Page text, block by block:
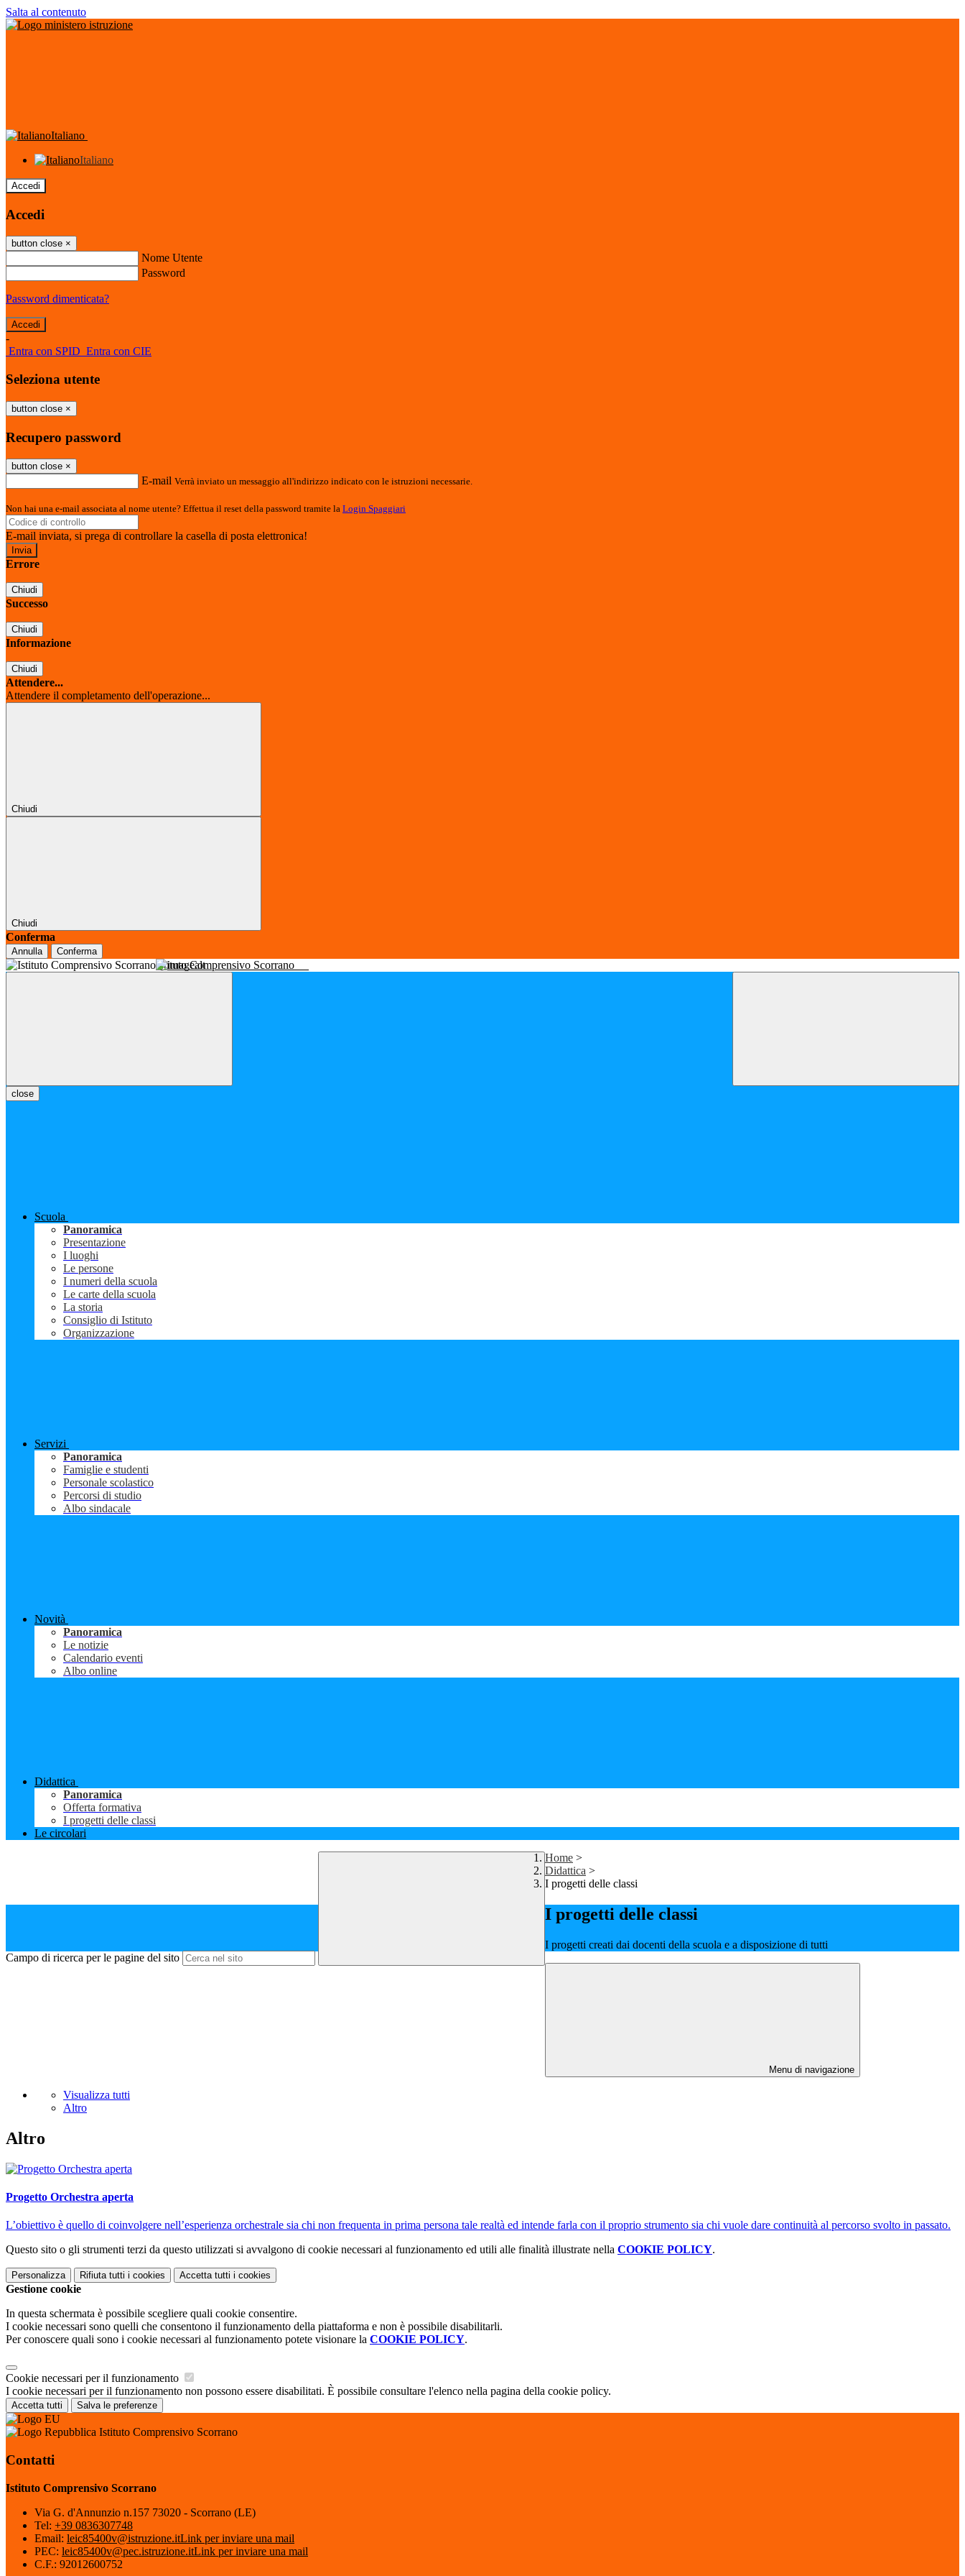
Salta al contenuto
Italiano
Italiano
Accedi
Accedi
button close ×
Nome Utente
Password
Password dimenticata?
-
Entra con SPID Entra con CIE
Seleziona utente
button close ×
Recupero password
button close ×
E-mail Verrà inviato un messaggio all'indirizzo indicato con le istruzioni necessarie.
Non hai una e-mail associata al nome utente? Effettua il reset della password tramite la Login Spaggiari
E-mail inviata, si prega di controllare la casella di posta elettronica!
Errore
Chiudi
Successo
Chiudi
Informazione
Chiudi
Attendere...
Attendere il completamento dell'operazione...
Chiudi
Chiudi
Conferma
Annulla Conferma
Istituto Comprensivo Scorrano
close
Scuola
Panoramica
Presentazione
I luoghi
Le persone
I numeri della scuola
Le carte della scuola
La storia
Consiglio di Istituto
Organizzazione
Servizi
Panoramica
Famiglie e studenti
Personale scolastico
Percorsi di studio
Albo sindacale
Novità
Panoramica
Le notizie
Calendario eventi
Albo online
Didattica
Panoramica
Offerta formativa
I progetti delle classi
Le circolari
Campo di ricerca per le pagine del sito
Home >
Didattica >
I progetti delle classi
I progetti delle classi
I progetti creati dai docenti della scuola e a disposizione di tutti
Menu di navigazione
Visualizza tutti
Altro
Altro
Progetto Orchestra aperta
L’obiettivo è quello di coinvolgere nell’esperienza orchestrale sia chi non frequenta in prima persona tale realtà ed intende farla con il proprio strumento sia chi vuole dare continuità al percorso svolto in passato.
Questo sito o gli strumenti terzi da questo utilizzati si avvalgono di cookie necessari al funzionamento ed utili alle finalità illustrate nella COOKIE POLICY.
Personalizza Rifiuta tutti i cookies Accetta tutti i cookies
Gestione cookie
In questa schermata è possibile scegliere quali cookie consentire.
I cookie necessari sono quelli che consentono il funzionamento della piattaforma e non è possibile disabilitarli.
Per conoscere quali sono i cookie necessari al funzionamento potete visionare la COOKIE POLICY.
Cookie necessari per il funzionamento
I cookie necessari per il funzionamento non possono essere disabilitati. È possibile consultare l'elenco nella pagina della cookie policy.
Accetta tutti Salva le preferenze
Istituto Comprensivo Scorrano
Contatti
Istituto Comprensivo Scorrano
Via G. d'Annunzio n.157 73020 - Scorrano (LE)
Tel: +39 0836307748
Email: leic85400v@istruzione.itLink per inviare una mail
PEC: leic85400v@pec.istruzione.itLink per inviare una mail
C.F.: 92012600752